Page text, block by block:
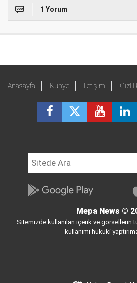
1 Yorum
Anasayfa Künye İletişim
Mepa News ©
Sitemizde kullanılan içerik ve görsellerin
kullanımı hukuki